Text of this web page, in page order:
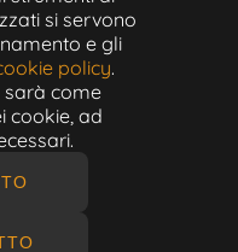
si servono
e gli
policy.
sarà come
cookie, ad